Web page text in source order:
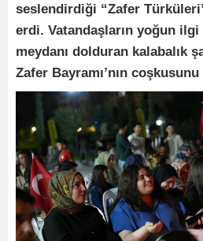
seslendirdiği “Zafer
erdi. Vatandaşların yoğun
meydanı dolduran kalabalık
Zafer Bayramı’nın